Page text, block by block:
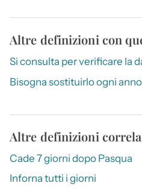
Altre definizioni con
Si consulta per verificare la
Bisogna sostituirlo ogni anno
Altre definizioni
Cade 7 giorni dopo Pasqua
Inforna tutti i giorni